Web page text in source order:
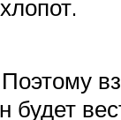
будет